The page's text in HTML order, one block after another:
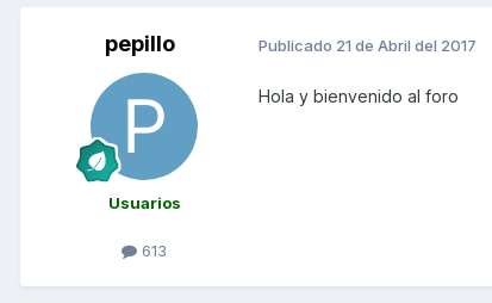
pepillo
Usuarios
613
Publicado 21 de Abril del 2017
Hola y bienvenido al foro